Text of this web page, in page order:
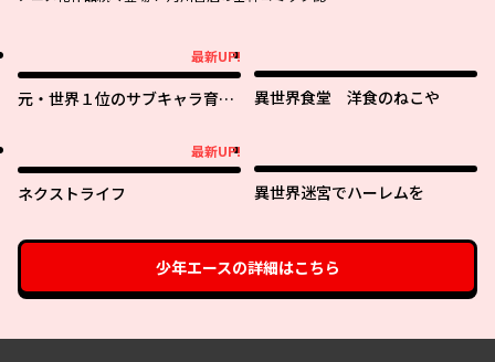
最新UP!
元・世界１位のサブキャラ育成
異世界食堂 洋食のねこや
最新UP!
ネクストライフ 異世界迷宮でハーレムを
少年エースの詳細はこちら